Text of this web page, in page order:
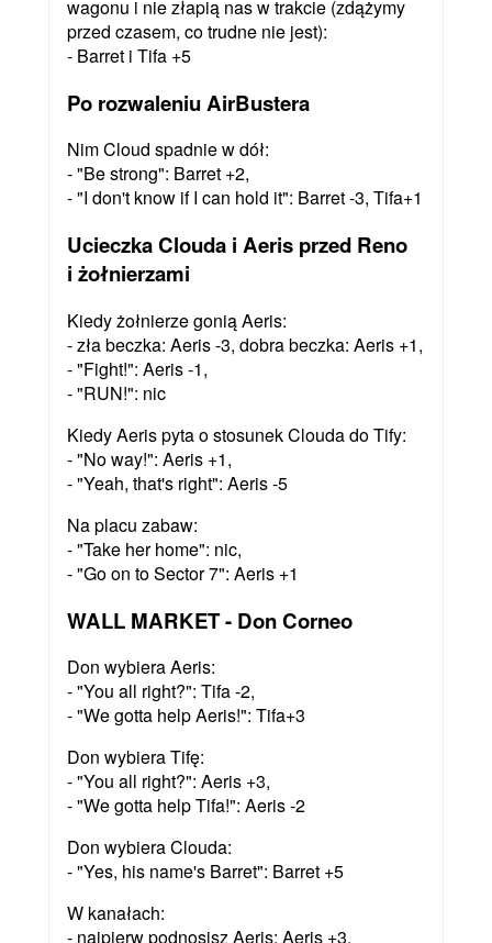
wagonu i nie złapią nas w trakcie (zdążymy
przed czasem, co trudne nie jest):
- Barret i Tifa +5
Po rozwaleniu AirBustera
Nim Cloud spadnie w dół:
- "Be strong": Barret +2,
- "I don't know if I can hold it": Barret -3, Tifa+1
Ucieczka Clouda i Aeris przed Reno
i żołnierzami
Kiedy żołnierze gonią Aeris:
- zła beczka: Aeris -3, dobra beczka: Aeris +1,
- "Fight!": Aeris -1,
- "RUN!": nic
Kiedy Aeris pyta o stosunek Clouda do Tify:
- "No way!": Aeris +1,
- "Yeah, that's right": Aeris -5
Na placu zabaw:
- "Take her home": nic,
- "Go on to Sector 7": Aeris +1
WALL MARKET - Don Corneo
Don wybiera Aeris:
- "You all right?": Tifa -2,
- "We gotta help Aeris!": Tifa+3
Don wybiera Tifę:
- "You all right?": Aeris +3,
- "We gotta help Tifa!": Aeris -2
Don wybiera Clouda:
- "Yes, his name's Barret": Barret +5
W kanałach:
- najpierw podnosisz Aeris: Aeris +3,